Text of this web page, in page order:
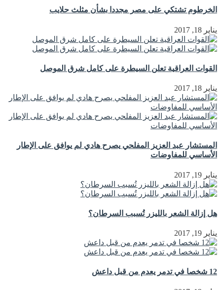
الخرطوم تشتكي على مصر مجددا بشأن مثلث حلايب
يناير 18, 2017
القوات العراقية تعلن السيطرة على كامل شرق الموصل
يناير 18, 2017
المستشار عبد العزيز المفلحي يصرح هادي لم يوافق على الإطار
الأساسي للمفاوضات
يناير 19, 2017
هل إزالة الشعر بالليزر تُسبب السرطان؟
يناير 19, 2017
12 شخصا في تدمر يعدم من قبل داعش